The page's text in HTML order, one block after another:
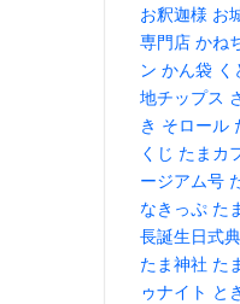
お釈迦様 お
専門店 かね
ン かん袋
地チップス
き そロール
くじ たまカ
ージアム号
なきっぷ た
長誕生日式典
たま神社 た
ゥナイト と